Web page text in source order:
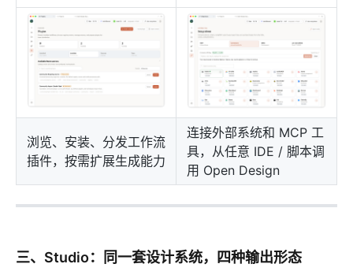
浏览、安装、分发工作流
插件，按需扩展生成能力
连接外部系统和 MCP 工
具，从任意 IDE / 脚本调
用 Open Design
三、Studio：同一套设计系统，四种输出形态